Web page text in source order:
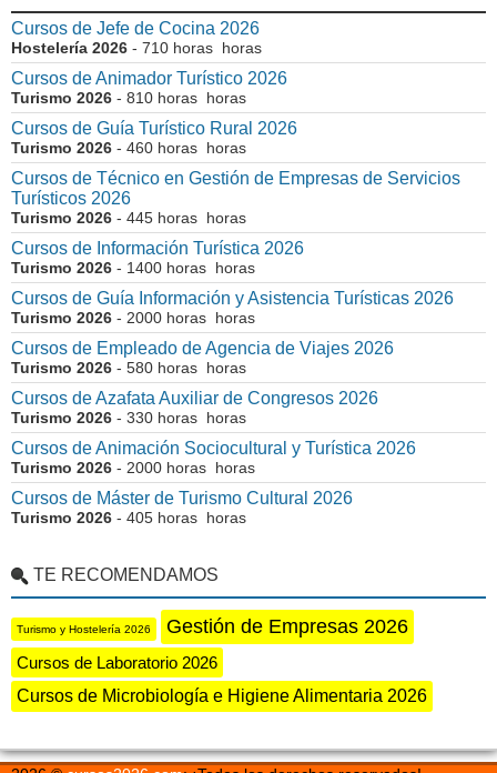
Cursos de Jefe de Cocina 2026
Hostelería 2026 - 710 horas horas
Cursos de Animador Turístico 2026
Turismo 2026 - 810 horas horas
Cursos de Guía Turístico Rural 2026
Turismo 2026 - 460 horas horas
Cursos de Técnico en Gestión de Empresas de Servicios
Turísticos 2026
Turismo 2026 - 445 horas horas
Cursos de Información Turística 2026
Turismo 2026 - 1400 horas horas
Cursos de Guía Información y Asistencia Turísticas 2026
Turismo 2026 - 2000 horas horas
Cursos de Empleado de Agencia de Viajes 2026
Turismo 2026 - 580 horas horas
Cursos de Azafata Auxiliar de Congresos 2026
Turismo 2026 - 330 horas horas
Cursos de Animación Sociocultural y Turística 2026
Turismo 2026 - 2000 horas horas
Cursos de Máster de Turismo Cultural 2026
Turismo 2026 - 405 horas horas
TE RECOMENDAMOS
Turismo y Hostelería 2026 Gestión de Empresas 2026
Cursos de Laboratorio 2026
Cursos de Microbiología e Higiene Alimentaria 2026